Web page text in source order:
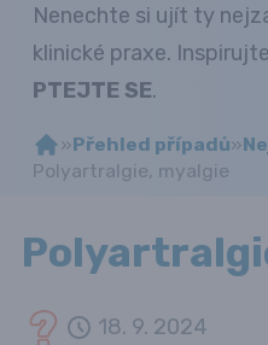
Nenechte si ujít ty
klinické praxe.
PTEJTE SE.
»Přehled případů»
Polyartralgie, myalgie
18. 9. 2024